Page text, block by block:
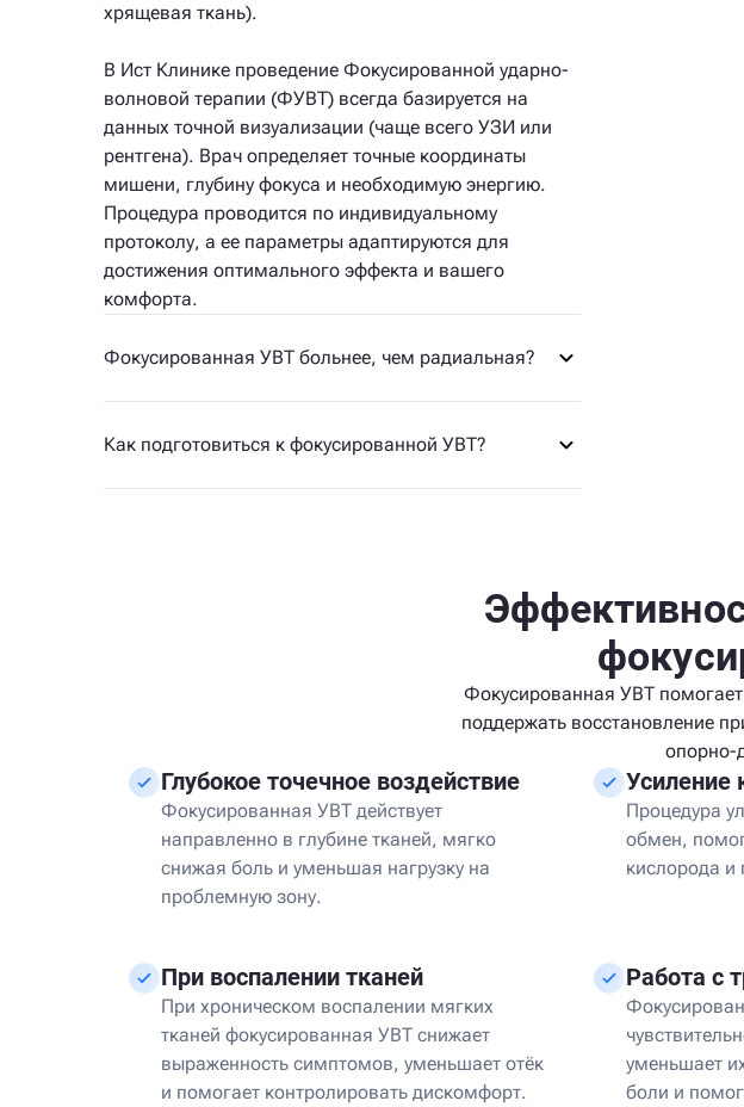
хрящевая ткань).
В Ист Клинике проведение Фокусированной ударно-
волновой терапии (ФУВТ) всегда базируется на
данных точной визуализации (чаще всего УЗИ или
рентгена). Врач определяет точные координаты
мишени, глубину фокуса и необходимую энергию.
Процедура проводится по индивидуальному
протоколу, а ее параметры адаптируются для
достижения оптимального эффекта и вашего
комфорта.
Фокусированная УВТ больнее, чем радиальная?
Как подготовиться к фокусированной УВТ?
Фокусированная УВТ
поддержать восстановление
опорно-
Глубокое точечное воздействие
Фокусированная УВТ действует
направленно в глубине тканей, мягко
снижая боль и уменьшая нагрузку на
проблемную зону.
Усиление
Процедура
обмен,
кислорода и
При воспалении тканей
При хроническом воспалении мягких
тканей фокусированная УВТ снижает
выраженность симптомов, уменьшает отёк
и помогает контролировать дискомфорт.
Работа с
уменьшает
боли и